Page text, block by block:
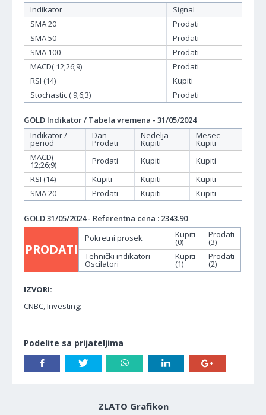
Indikator
Signal
SMA 20
Prodati
SMA 50
Prodati
SMA 100
Prodati
MACD( 12;26;9)
Prodati
RSI (14)
Kupiti
Stochastic ( 9;6;3)
Prodati
GOLD Indikator / Tabela vremena - 31/05/2024
Indikator /
period
Dan -
Prodati
Nedelja -
Kupiti
Mesec -
Kupiti
MACD(
12;26;9) Prodati Kupiti
Kupiti
RSI (14)
Kupiti Kupiti
Kupiti
SMA 20
Prodati Kupiti Kupiti
GOLD 31/05/2024 - Referentna cena : 2343.90
PRODATI
Pokretni prosek Kupiti
(0)
Prodati
(3)
Tehnički indikatori -
Oscilatori
Kupiti
(1)
Prodati
(2)
IZVORI:
CNBC, Investing;
Podelite sa prijateljima
ZLATO Grafikon